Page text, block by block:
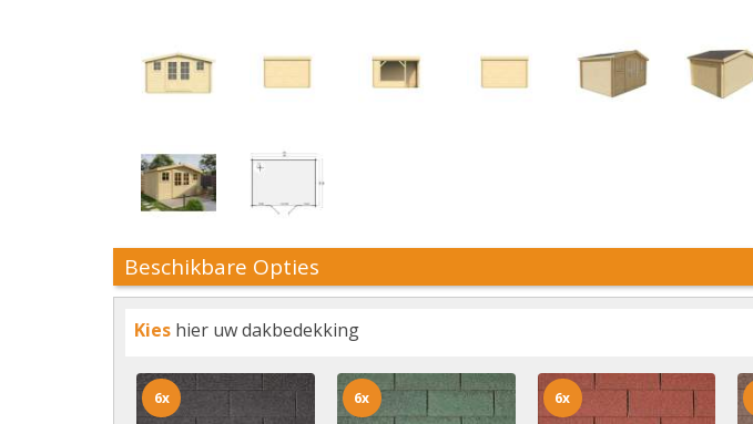
Beschikbare Opties
Kies hier uw dakbedekking
6x 6x 6x